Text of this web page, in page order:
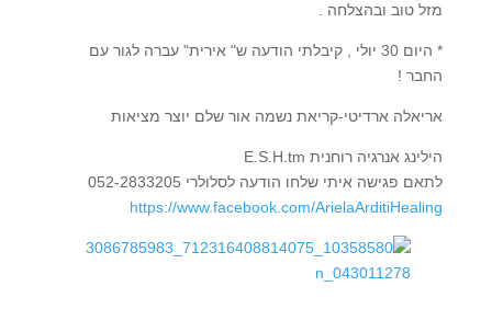
מזל טוב ובהצלחה .
* היום 30 יולי , קיבלתי הודעה ש" אירית" עברה לגור עם
החבר !
אריאלה ארדיטי-קריאת נשמה אור שלם יוצר מציאות
הילינג אנרגיה רוחנית E.S.H.tm
לתאם פגישה איתי שלחו הודעה לסלולרי 052-2833205
https://www.facebook.com/ArielaArditiHealing